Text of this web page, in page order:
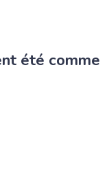
été comme